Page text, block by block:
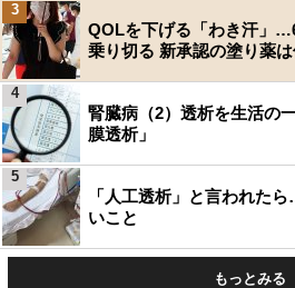
QOLを下げる「わき汗」
乗り切る 新承認の塗り薬
3
腎臓病（2）透析を生活の
膜透析」
4
「人工透析」と言われた
いこと
5
もっとみる